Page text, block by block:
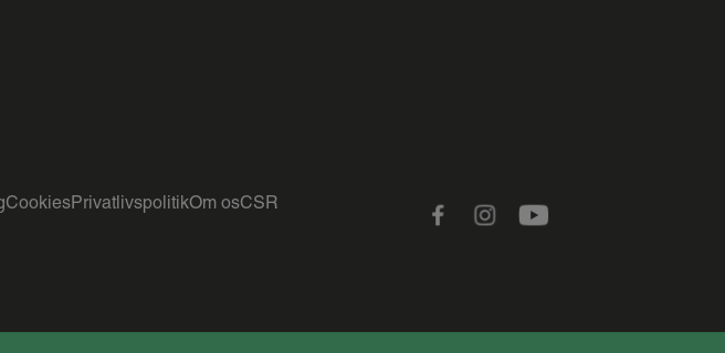
CookiesPrivatlivspolitikOm osCSR
FacebookInstagramYoutube